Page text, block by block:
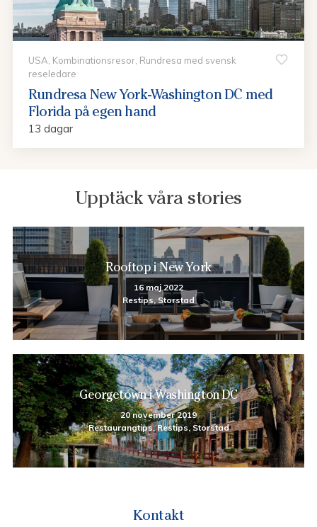
USA, Kombinationsresor, Rundresa med svensk
reseledare
Rundresa New York-Washington DC med
Florida på egen hand
13 dagar
Upptäck våra stories
Rooftop i New York
16 maj 2022
Restips, Storstad
Georgetown i Washington DC
20 november 2019
Restaurangtips, Restips, Storstad
Kontakt